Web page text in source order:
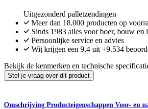
Uitgezonderd palletzendingen
Meer dan 18.000 producten op
Sinds 1983 alles voor boer, bouw en
Persoonlijke service en advies
Wij krijgen een 9,4 uit +9.534
Bekijk de kenmerken en technische
Stel je vraag over dit product
Omschrijving Producteigenschappen Voor- en